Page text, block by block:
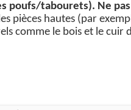
poufs/tabourets). Ne
pièces hautes (par
comme le bois et le